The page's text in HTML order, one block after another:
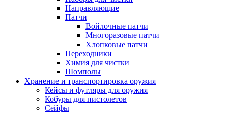
Направляющие
Патчи
Войлочные патчи
Многоразовые патчи
Хлопковые патчи
Переходники
Химия для чистки
Шомполы
Хранение и транспортировка оружия
Кейсы и футляры для оружия
Кобуры для пистолетов
Сейфы